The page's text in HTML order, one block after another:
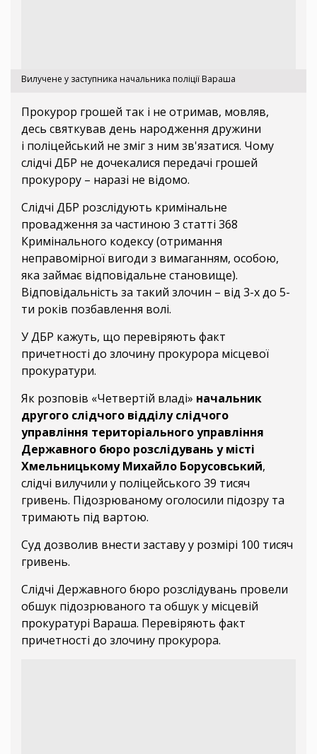
Вилучене у заступника начальника поліції Вараша
Прокурор грошей так і не отримав, мовляв,
десь святкував день народження дружини
і поліцейський не зміг з ним зв'язатися. Чому
слідчі ДБР не дочекалися передачі грошей
прокурору – наразі не відомо.
Слідчі ДБР розслідують кримінальне
провадження за частиною 3 статті 368
Кримінального кодексу (отримання
неправомірної вигоди з вимаганням, особою,
яка займає відповідальне становище).
Відповідальність за такий злочин – від 3-х до 5-
ти років позбавлення волі.
У ДБР кажуть, що перевіряють факт
причетності до злочину прокурора місцевої
прокуратури.
Як розповів «Четвертій владі» начальник
другого слідчого відділу слідчого
управління територіального управління
Державного бюро розслідувань у місті
Хмельницькому Михайло Борусовський,
слідчі вилучили у поліцейського 39 тисяч
гривень. Підозрюваному оголосили підозру та
тримають під вартою.
Суд дозволив внести заставу у розмірі 100 тисяч
гривень.
Слідчі Державного бюро розслідувань провели
обшук підозрюваного та обшук у місцевій
прокуратурі Вараша. Перевіряють факт
причетності до злочину прокурора.